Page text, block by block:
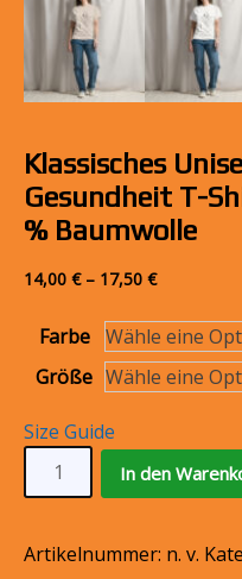
Klassisches
Gesundheit T-
% Baumwolle
14,00 €– 17,50 €
Farbe
Größe
Size Guide
Klassisches
Unisex
Shirt
In den
Artikelnummer: n. v.